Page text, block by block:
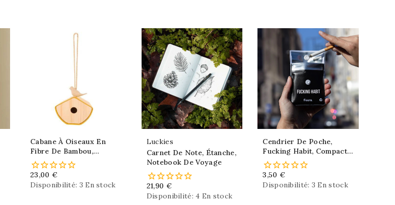
Cabane À Oiseaux En
Fibre De Bambou,
Nichoir Jaune
23,00 €
Disponibilité: 3 En stock
Luckies
Carnet De Note, Étanche,
Notebook De Voyage
21,90 €
Disponibilité:4 En stock
Cendrier De Poche,
Fucking Habit, Compact,
Noir
3,50 €
Disponibilité: 3 En stock